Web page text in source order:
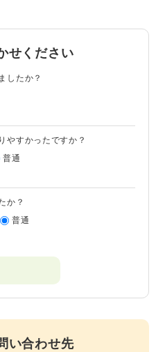
せください
したか？
やすかったですか？
普通
か？
普通
い合わせ先